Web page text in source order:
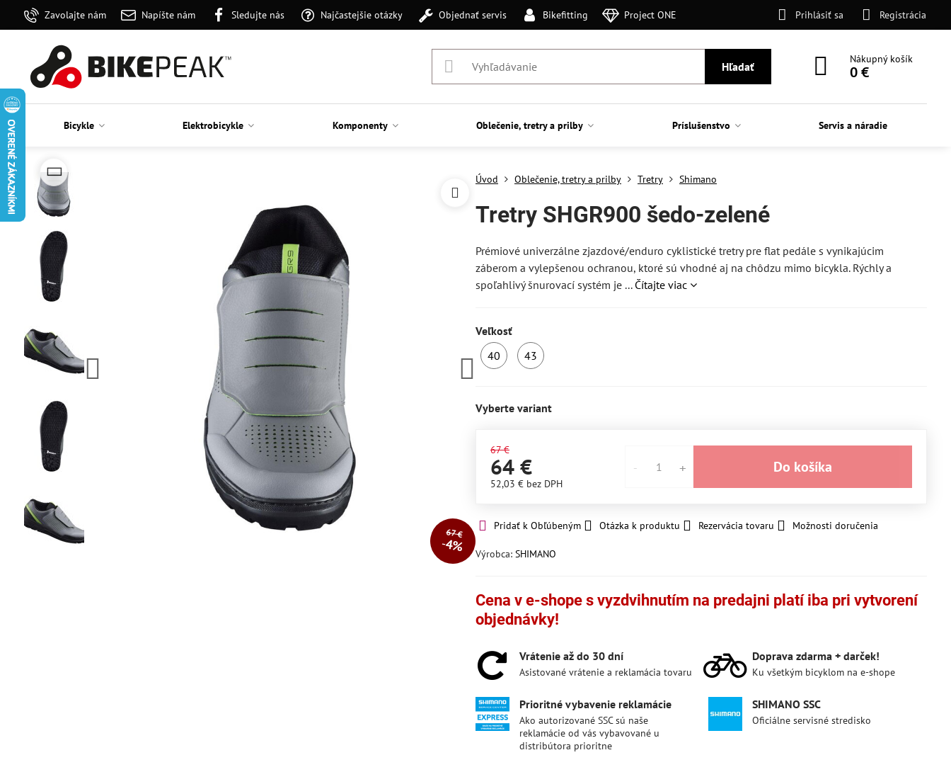
Zavolajte nám Napíšte nám Sledujte nás Najčastejšie otázky Objednať servis Bikefitting Project ONE Prihlásiť sa Registrácia
Hľadať
Nákupný košík
0 €
Bicykle Elektrobicykle Komponenty Oblečenie, tretry a prilby Príslušenstvo Servis a náradie
67 €
4%
Úvod Oblečenie, tretry a prilby Tretry Shimano
Tretry SHGR900 šedo-zelené
Prémiové univerzálne zjazdové/enduro cyklistické tretry pre flat pedále s vynikajúcim
záberom a vylepšenou ochranou, ktoré sú vhodné aj na chôdzu mimo bicykla. Rýchly a
spoľahlivý šnurovací systém je ... Čítajte viac
Veľkosť
40
43
Vyberte variant
67 €
64 €
52,03 € bez DPH
Do košíka
Pridať k Obľúbeným Otázka k produktu Rezervácia tovaru Možnosti doručenia
Výrobca: SHIMANO
Cena v e-shope s vyzdvihnutím na predajni platí iba pri vytvorení
objednávky!
Vrátenie až do 30 dní
Asistované vrátenie a reklamácia tovaru
Doprava zdarma + darček!
Ku všetkým bicyklom na e-shope
Prioritné vybavenie reklamácie
Ako autorizované SSC sú naše
reklamácie od vás vybavované u
distribútora prioritne
SHIMANO SSC
Oficiálne servisné stredisko